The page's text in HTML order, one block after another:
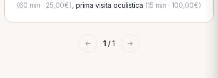
(60 min · 25,00€) prima visita oculistica (15 min · 100,00€)
← 1 / 1 →